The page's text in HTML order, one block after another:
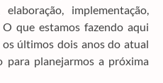
implementação,
que estamos fazendo aqui
últimos dois anos do atual
para planejarmos a próxima